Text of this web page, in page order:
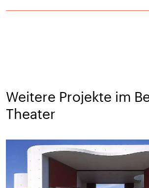
Weitere Projekte im
Theater